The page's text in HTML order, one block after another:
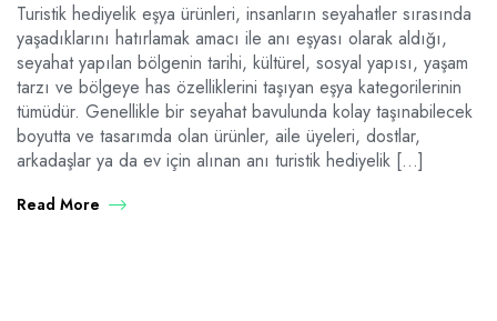
Turistik hediyelik eşya ürünleri, insanların seyahatler sırasında
yaşadıklarını hatırlamak amacı ile anı eşyası olarak aldığı,
seyahat yapılan bölgenin tarihi, kültürel, sosyal yapısı, yaşam
tarzı ve bölgeye has özelliklerini taşıyan eşya kategorilerinin
tümüdür. Genellikle bir seyahat bavulunda kolay taşınabilecek
boyutta ve tasarımda olan ürünler, aile üyeleri, dostlar,
arkadaşlar ya da ev için alınan anı turistik hediyelik […]
Read More